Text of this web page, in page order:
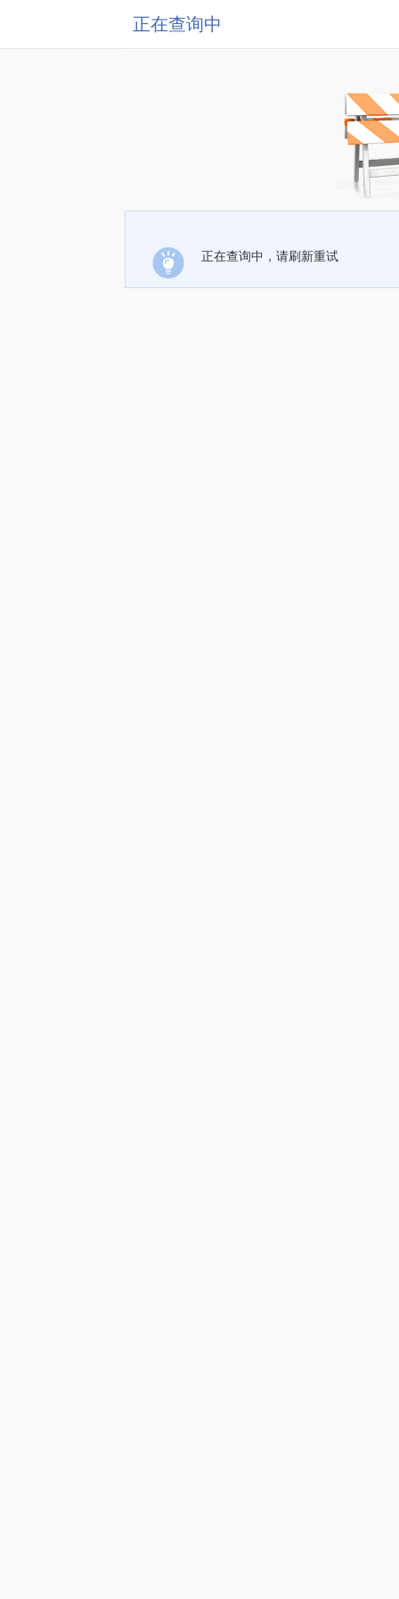
正在查询中
正在查询中，请刷新重试